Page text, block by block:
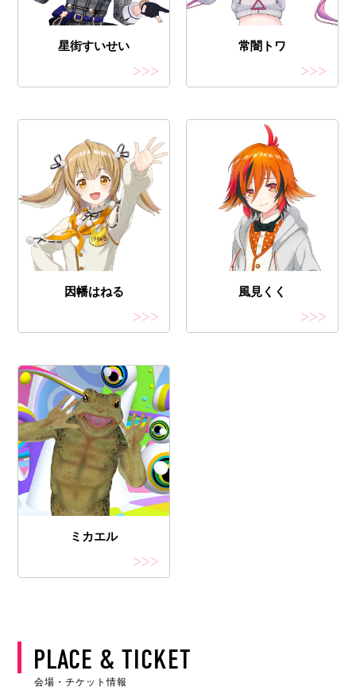
星街すいせい
>>>
常闇トワ
>>>
因幡はねる
>>>
風見くく
>>>
ミカエル
>>>
PLACE & TICKET
会場・チケット情報